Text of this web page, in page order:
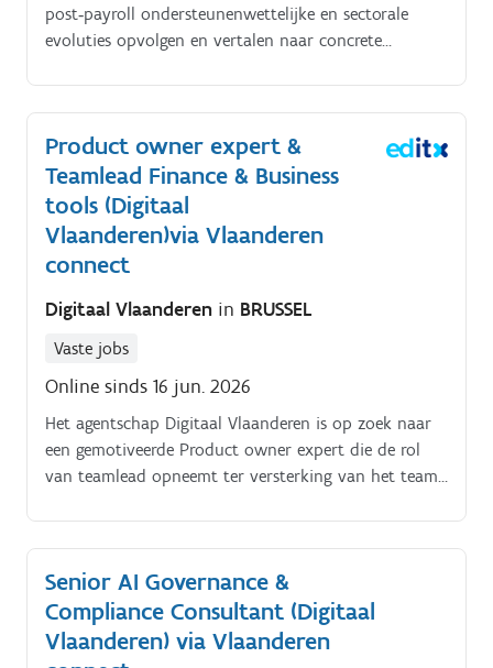
post‑payroll ondersteunenwettelijke en sectorale
evoluties opvolgen en vertalen naar concrete
voorstellen en implementeren binnen het
teamduidelijke en gestructureerde documentatie
opstellen en onderhoudeninterne en externe payroll
audits voorbereiden en begeleidenkennis rond
internationale tewerkstelling ontwikkelen en
zoals sociaal secretariaat en RSZ
Product owner expert &
Teamlead Finance & Business
tools (Digitaal
Vlaanderen)via Vlaanderen
connect
Digitaal Vlaanderen in BRUSSEL
Vaste jobs
Online sinds 16 jun. 2026
Het agentschap Digitaal Vlaanderen is op zoek naar
een gemotiveerde Product owner expert die de rol
van teamlead opneemt ter versterking van het team
nieuwe uitdaging waarbij je kan werken aan het
verhogen van onze financiële en portfolio
kernsystemen?
Senior AI Governance &
Compliance Consultant (Digitaal
Vlaanderen) via Vlaanderen